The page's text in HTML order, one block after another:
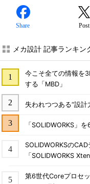
Share Post
メカ設計 記事ランキン
今こそ全ての情報を
する「MBD」
失われつつある“設計
「SOLIDWORKS」
SOLIDWORKSの
「SOLIDWORKS
第6世代Coreプロセ